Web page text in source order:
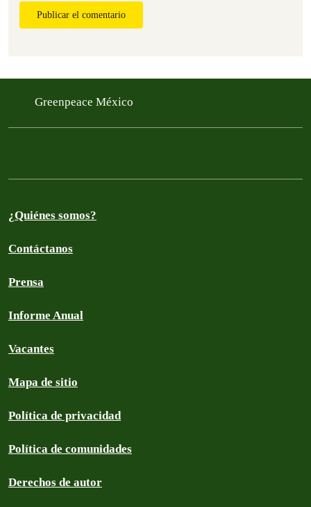
Publicar el comentario
Greenpeace México
¿Quiénes somos?
Contáctanos
Prensa
Informe Anual
Vacantes
Mapa de sitio
Política de privacidad
Política de comunidades
Derechos de autor